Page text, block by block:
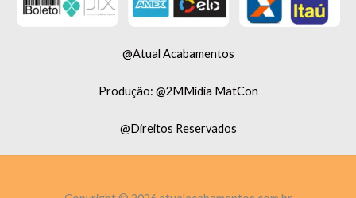
@Atual Acabamentos
Produção: @2MMídia MatCon
@Direitos Reservados